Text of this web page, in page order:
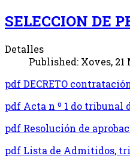
SELECCION DE
Detalles
Published: Xoves, 21
pdfDECRETO
pdf Acta n º 1 do tribunal
pdf Resolución de
pdf Lista de Admitidos,